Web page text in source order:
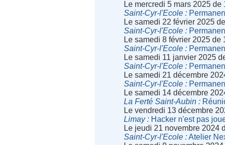
Le mercredi 5 mars 2025 de
Saint-Cyr-l'Ecole
Le samedi 22 février 2025
Saint-Cyr-l'Ecole
Le samedi 8 février 2025 de
Saint-Cyr-l'Ecole
Le samedi 11 janvier 2025
Saint-Cyr-l'Ecole
Le samedi 21 décembre
Saint-Cyr-l'Ecole
Le samedi 14 décembre
La Ferté Saint-Aubin
Le vendredi 13 décembre
Limay
Hacker n'est pas
Le jeudi 21 novembre 2024
Saint-Cyr-l'Ecole
Atelier